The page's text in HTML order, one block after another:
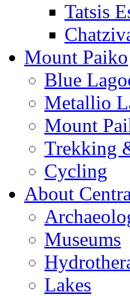
Tatsis
Mount Paiko
Blue
Metallio
Mount
Trekking
Cycling
About
Museums
Lakes